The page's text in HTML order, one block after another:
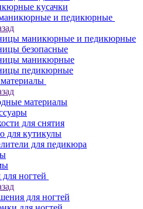
кусачки
и педикюрные
маникюрные и педикюрные
безопасные
маникюрные
педикюрные
материалы
для снятия
для кутикулы
для педикюра
ногтей
для ногтей